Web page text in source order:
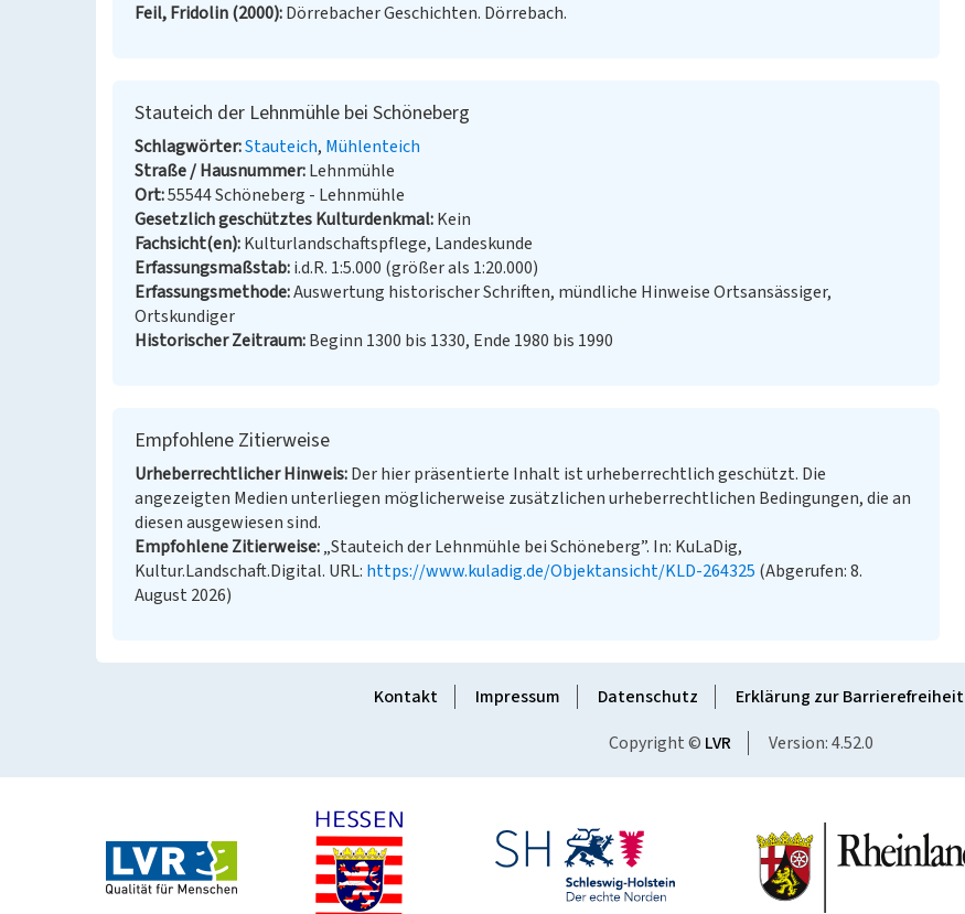
Feil, Fridolin (2000) Dörrebacher Geschichten. Dörrebach.
Stauteich der Lehnmühle bei Schöneberg
Schlagwörter Stauteich Mühlenteich
Straße / Hausnummer Lehnmühle
Ort 55544 Schöneberg - Lehnmühle
Gesetzlich geschütztes Kulturdenkmal Kein
Fachsicht(en) Kulturlandschaftspflege, Landeskunde
Erfassungsmaßstab i.d.R. 1:5.000 (größer als 1:20.000)
Erfassungsmethode Auswertung historischer Schriften, mündliche Hinweise Ortsansässiger,
Ortskundiger
Historischer Zeitraum Beginn 1300 bis 1330, Ende 1980 bis 1990
Empfohlene Zitierweise
Urheberrechtlicher Hinweis Der hier präsentierte Inhalt ist urheberrechtlich geschützt. Die
angezeigten Medien unterliegen möglicherweise zusätzlichen urheberrechtlichen Bedingungen, die an
diesen ausgewiesen sind.
Empfohlene Zitierweise „Stauteich der Lehnmühle bei Schöneberg”. In: KuLaDig,
Kultur.Landschaft.Digital. URL: https://www.kuladig.de/Objektansicht/KLD-264325 (Abgerufen: 8.
August 2026)
Kontakt Impressum Datenschutz Erklärung zur Barrierefreiheit
Copyright © LVR Version: 4.52.0